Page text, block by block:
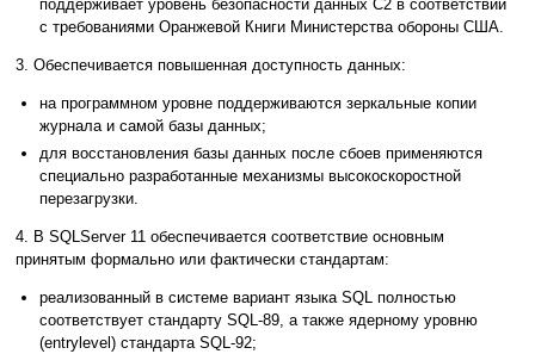
поддерживает уровень безопасности данных C2 в соответствии
с требованиями Оранжевой Книги Министерства обороны США.
3. Обеспечивается повышенная доступность данных:
на программном уровне поддерживаются зеркальные копии
журнала и самой базы данных;
для восстановления базы данных после сбоев применяются
специально разработанные механизмы высокоскоростной
перезагрузки.
4. В SQLServer 11 обеспечивается соответствие основным
принятым формально или фактически стандартам:
реализованный в системе вариант языка SQL полностью
соответствует стандарту SQL-89, а также ядерному уровню
(entrylevel) стандарта SQL-92;